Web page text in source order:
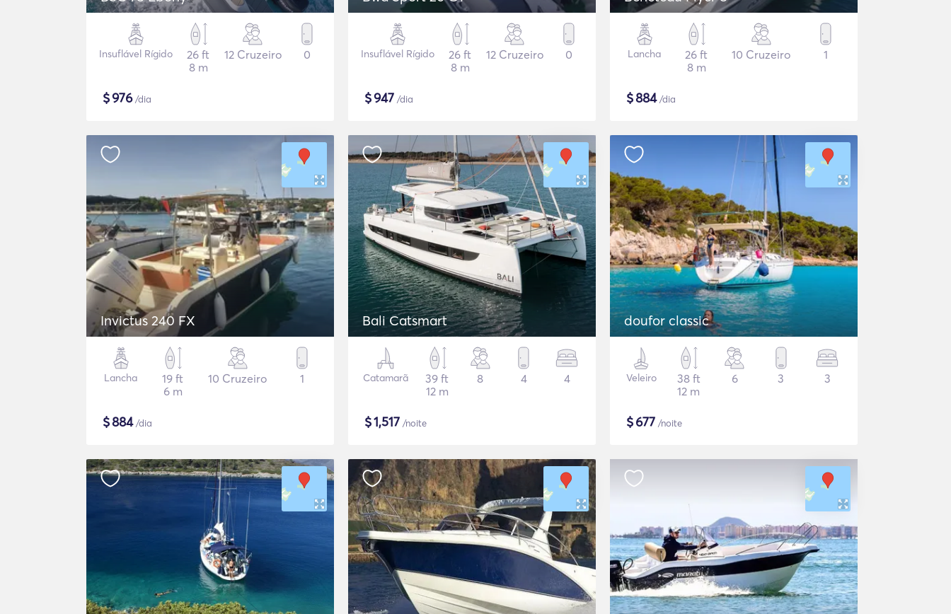
Insuflável Rígido
26 ft
8 m
12 Cruzeiro 0
$976/dia
Insuflável Rígido
26 ft
8 m
12 Cruzeiro 0
$947 /dia
Lancha
26 ft
8 m
10 Cruzeiro 1
$884/dia
Invictus 240 FX
Lancha
19 ft
6 m
10 Cruzeiro 1
$884/dia
Bali Catsmart
Catamarã
39 ft
12 m
8 4 4
$1,517 /noite
doufor classic
Veleiro
38 ft
12 m
6 3 3
$677 /noite